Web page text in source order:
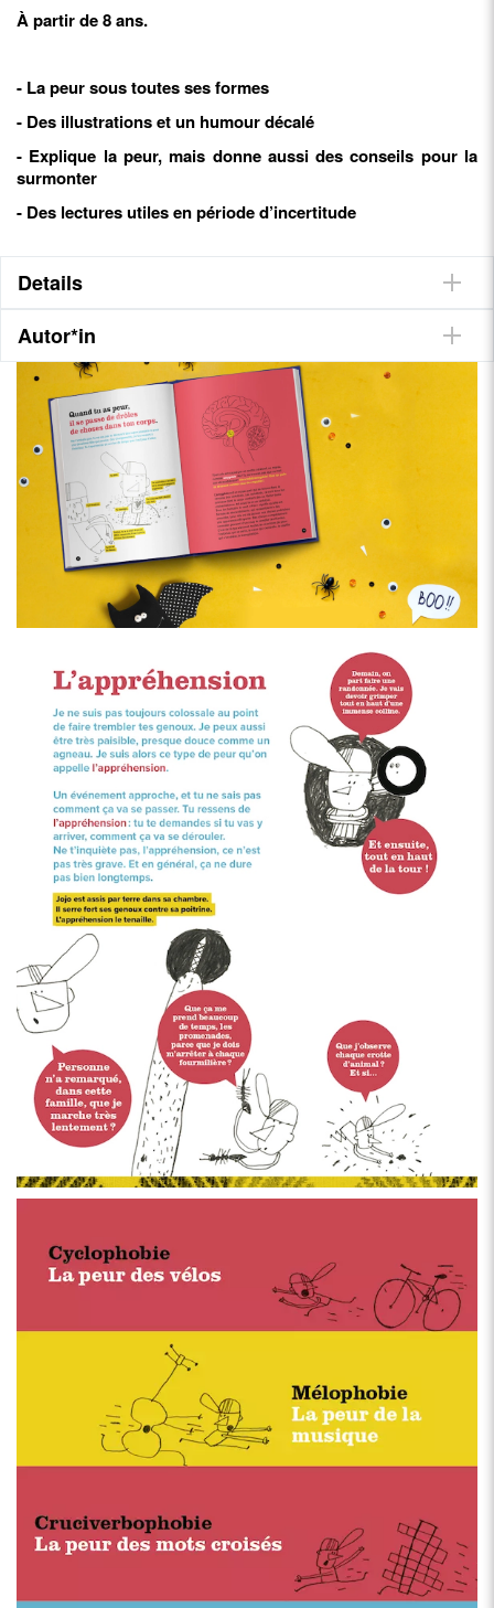
À partir de 8 ans.
- La peur sous toutes ses formes
- Des illustrations et un humour décalé
- Explique la peur, mais donne aussi des conseils pour la
surmonter
- Des lectures utiles en période d’incertitude
Details
Autor*in